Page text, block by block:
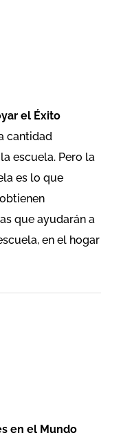
el Éxito
cantidad
escuela. Pero la
es lo que
que ayudarán a
en el hogar
en el Mundo